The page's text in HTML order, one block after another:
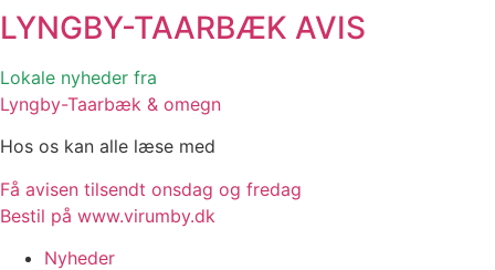
LYNGBY-TAARBÆK AVIS
Lokale nyheder fra
Lyngby-Taarbæk & omegn
Hos os kan alle læse med
Få avisen tilsendt onsdag og fredag
Bestil på www.virumby.dk
Nyheder